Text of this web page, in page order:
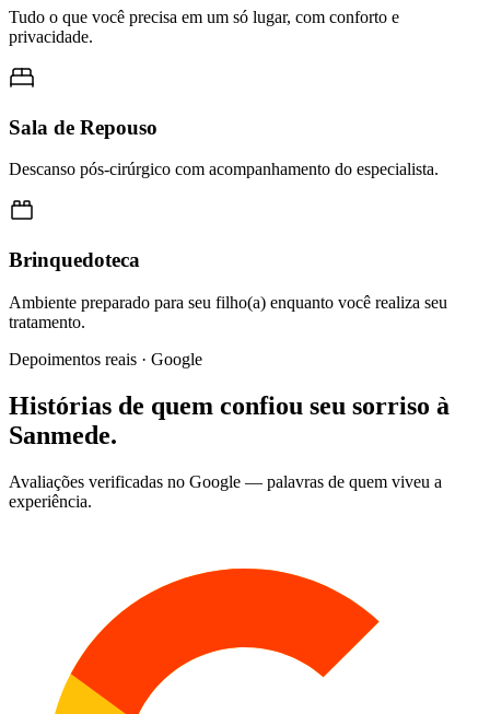
Tudo o que você precisa em um só lugar, com conforto e
privacidade.
Sala de Repouso
Descanso pós-cirúrgico com acompanhamento do especialista.
Brinquedoteca
Ambiente preparado para seu filho(a) enquanto você realiza seu
tratamento.
Depoimentos reais · Google
Histórias de quem confiou seu sorriso à
Sanmede.
Avaliações verificadas no Google — palavras de quem viveu a
experiência.